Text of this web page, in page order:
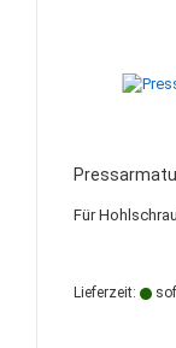
Für
Lieferzeit: